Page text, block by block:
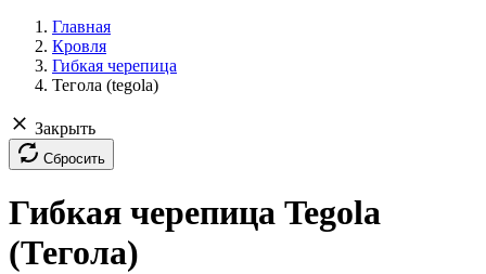
Главная
Кровля
Гибкая черепица
Тегола (tegola)
Закрыть
Сбросить
Гибкая черепица Tegola
(Тегола)